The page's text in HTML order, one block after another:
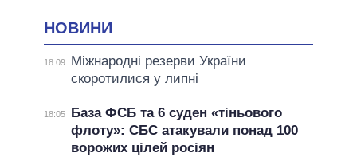
НОВИНИ
18:09
Міжнародні резерви України
скоротилися у липні
18:05
База ФСБ та 6 суден «тіньового
флоту»: СБС атакували понад 100
ворожих цілей росіян